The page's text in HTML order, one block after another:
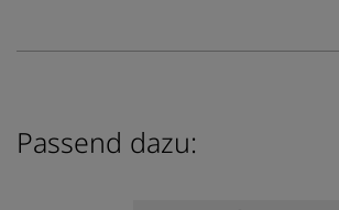
Passend dazu: